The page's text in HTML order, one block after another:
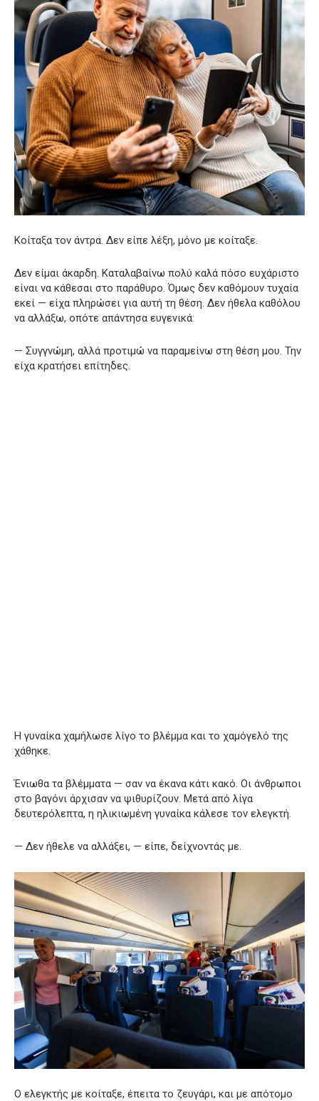
Κοίταξα τον άντρα. Δεν είπε λέξη, μόνο με κοίταξε.
Δεν είμαι άκαρδη. Καταλαβαίνω πολύ καλά πόσο ευχάριστο
είναι να κάθεσαι στο παράθυρο. Όμως δεν καθόμουν τυχαία
εκεί — είχα πληρώσει για αυτή τη θέση. Δεν ήθελα καθόλου
να αλλάξω, οπότε απάντησα ευγενικά:
— Συγγνώμη, αλλά προτιμώ να παραμείνω στη θέση μου. Την
είχα κρατήσει επίτηδες.
Η γυναίκα χαμήλωσε λίγο το βλέμμα και το χαμόγελό της
χάθηκε.
Ένιωθα τα βλέμματα — σαν να έκανα κάτι κακό. Οι άνθρωποι
στο βαγόνι άρχισαν να ψιθυρίζουν. Μετά από λίγα
δευτερόλεπτα, η ηλικιωμένη γυναίκα κάλεσε τον ελεγκτή.
— Δεν ήθελε να αλλάξει, — είπε, δείχνοντάς με.
Ο ελεγκτής με κοίταξε, έπειτα το ζευγάρι, και με απότομο